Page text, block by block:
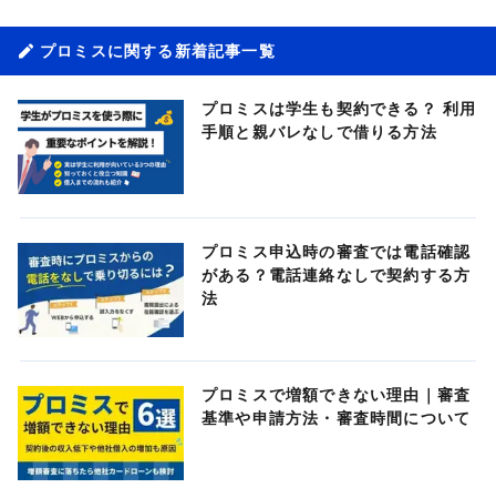
プロミスに関する新着記事一覧
プロミスは学生も契約できる？ 利用
手順と親バレなしで借りる方法
プロミス申込時の審査では電話確認
がある？電話連絡なしで契約する方
法
プロミスで増額できない理由｜審査
基準や申請方法・審査時間について